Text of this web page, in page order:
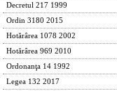
Decretul 217 1999
Ordin 3180 2015
Hotărârea 1078 2002
Hotărârea 969 2010
Ordonanţa 14 1992
Legea 132 2017